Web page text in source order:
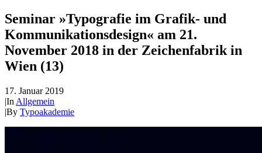
Seminar »Typografie im Grafik- und
Kommunikationsdesign« am 21.
November 2018 in der Zeichenfabrik in
Wien (13)
17. Januar 2019
|In Allgemein
|By Typoakademie